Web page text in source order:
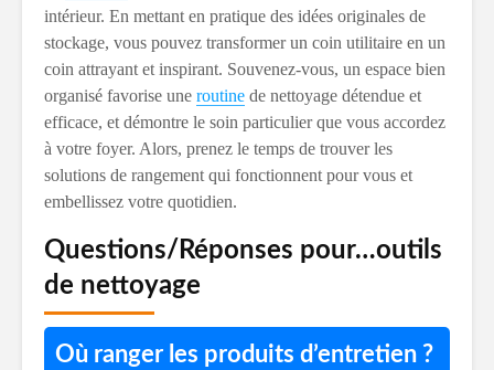
intérieur. En mettant en pratique des idées originales de
stockage, vous pouvez transformer un coin utilitaire en un
coin attrayant et inspirant. Souvenez-vous, un espace bien
organisé favorise une routine de nettoyage détendue et
efficace, et démontre le soin particulier que vous accordez
à votre foyer. Alors, prenez le temps de trouver les
solutions de rangement qui fonctionnent pour vous et
embellissez votre quotidien.
Questions/Réponses pour…outils
de nettoyage
Où ranger les produits d’entretien ?